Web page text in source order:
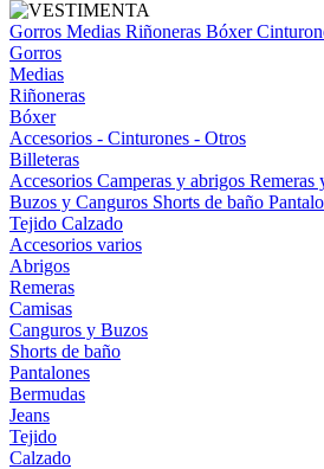
Gorros Medias Riñoneras Bóxer
Gorros
Medias
Riñoneras
Bóxer
Accesorios - Cinturones - Otros
Billeteras
Accesorios Camperas y abrigos Remeras
Buzos y Canguros Shorts de baño
Tejido Calzado
Accesorios varios
Abrigos
Remeras
Camisas
Canguros y Buzos
Shorts de baño
Pantalones
Bermudas
Jeans
Tejido
Calzado